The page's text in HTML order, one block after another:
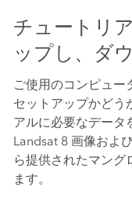
チュートリ
ップし、ダ
ご使用のコンピュー
セットアップかどう
アルに必要なデータ
Landsat 8 画像およ
ら提供されたマング
ます。